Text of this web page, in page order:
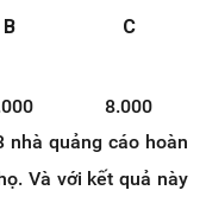
B C
8.000
nhà quảng cáo hoàn
Và với kết quả này